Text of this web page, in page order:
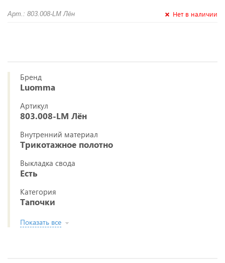
Арт.: 803.008-LM Лён Нет в наличии
Бренд
Luomma
Артикул
803.008-LM Лён
Внутренний материал
Трикотажное полотно
Выкладка свода
Есть
Категория
Тапочки
Показать все